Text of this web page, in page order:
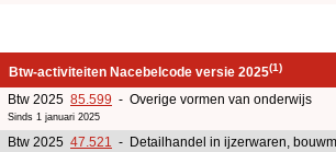
Btw-activiteiten Nacebelcode versie 2025(1)
Btw 2025 85.599 - Overige vormen van onderwijs
Sinds 1 januari 2025
Btw 2025 47.521 - Detailhandel in ijzerwaren,